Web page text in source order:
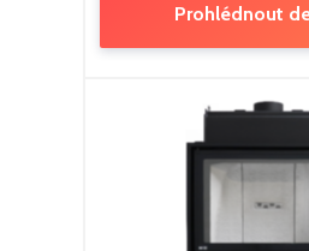
Prohlédnout